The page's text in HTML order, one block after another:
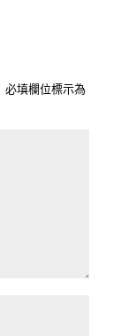
必填欄位標示為